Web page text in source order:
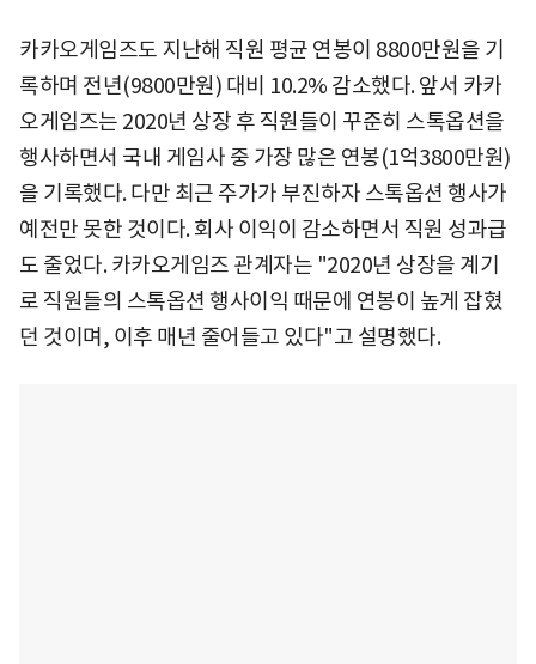
카카오게임즈도 지난해 직원 평균 연봉이 8800만원을 기
록하며 전년(9800만원) 대비 10.2% 감소했다. 앞서 카카
오게임즈는 2020년 상장 후 직원들이 꾸준히 스톡옵션을
행사하면서 국내 게임사 중 가장 많은 연봉(1억3800만원)
을 기록했다. 다만 최근 주가가 부진하자 스톡옵션 행사가
예전만 못한 것이다. 회사 이익이 감소하면서 직원 성과급
도 줄었다. 카카오게임즈 관계자는 "2020년 상장을 계기
로 직원들의 스톡옵션 행사이익 때문에 연봉이 높게 잡혔
던 것이며, 이후 매년 줄어들고 있다"고 설명했다.